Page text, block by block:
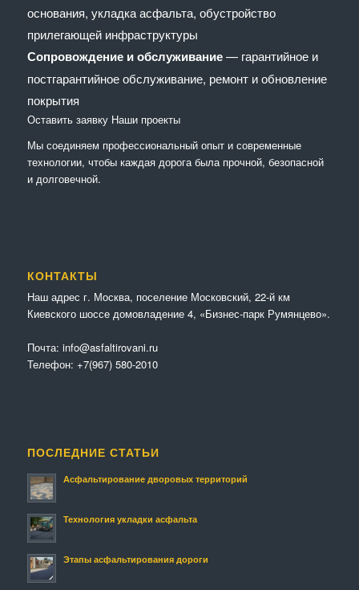
основания, укладка асфальта, обустройство
прилегающей инфраструктуры
Сопровождение и обслуживание— гарантийное и
постгарантийное обслуживание, ремонт и обновление
покрытия
Оставить заявку Наши проекты
Мы соединяем профессиональный опыт и современные
технологии, чтобы каждая дорога была прочной, безопасной
и долговечной.
КОНТАКТЫ
Наш адрес г. Москва, поселение Московский, 22-й км
Киевского шоссе домовладение 4, «Бизнес-парк Румянцево».
Почта: info@asfaltirovani.ru
Телефон: +7(967) 580-2010
ПОСЛЕДНИЕ СТАТЬИ
Асфальтирование дворовых территорий
Технология укладки асфальта
Этапы асфальтирования дороги